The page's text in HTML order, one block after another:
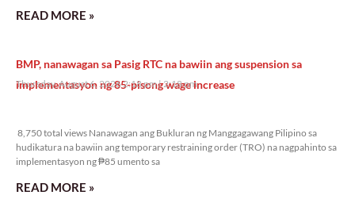
READ MORE »
BMP, nanawagan sa Pasig RTC na bawiin ang suspension sa
implementasyon ng 85-pisong wage increase
Thursday, August 6, 2026 2:18 pm 2:18 pm
8,750 total views Nanawagan ang Bukluran ng Manggagawang Pilipino sa
hudikatura na bawiin ang temporary restraining order (TRO) na nagpahinto sa
implementasyon ng ₱85 umento sa
READ MORE »